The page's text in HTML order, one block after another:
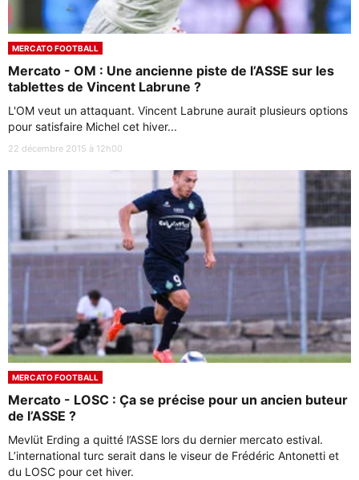
MERCATO FOOTBALL
Mercato - OM : Une ancienne piste de l’ASSE sur les
tablettes de Vincent Labrune ?
L'OM veut un attaquant. Vincent Labrune aurait plusieurs options
pour satisfaire Michel cet hiver...
22 décembre 2015 à 12h00
MERCATO FOOTBALL
Mercato - LOSC : Ça se précise pour un ancien buteur
de l’ASSE ?
Mevlüt Erding a quitté l’ASSE lors du dernier mercato estival.
L’international turc serait dans le viseur de Frédéric Antonetti et
du LOSC pour cet hiver.